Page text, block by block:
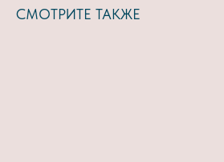
СМОТРИТЕ ТАКЖЕ